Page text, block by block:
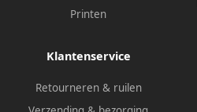
Printen
Klantenservice
Retourneren & ruilen